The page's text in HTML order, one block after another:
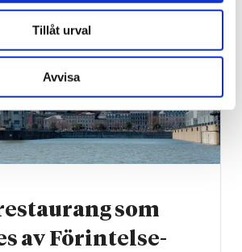
Tillåt urval
Avvisa
som
av Förintelse­